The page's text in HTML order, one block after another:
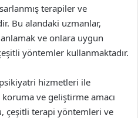
terapiler ve
Bu alandaki uzmanlar,
ve onlara uygun
yöntemler kullanmaktadır.
hizmetleri ile
ve geliştirme amacı
çeşitli terapi yöntemleri ve